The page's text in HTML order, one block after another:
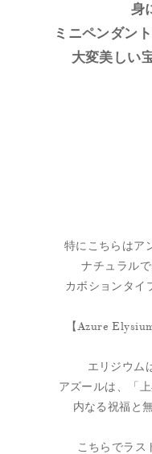
身
ミニペンダン
大変美しい
特にこちらはア
ナチュラル
カボションタイ
【Azure
エリジウム
アズールは、「
内なる祝福と
こちらでラス